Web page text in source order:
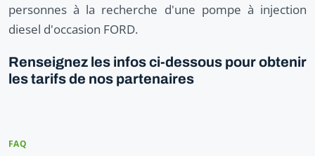
personnes à la recherche d'une pompe à injection
diesel d'occasion FORD.
Renseignez les infos ci-dessous pour obtenir
les tarifs de nos partenaires
FAQ